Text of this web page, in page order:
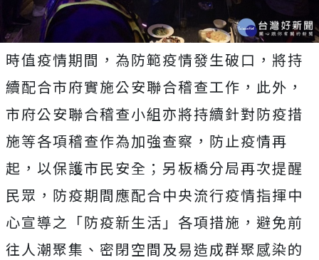
時值疫情期間，為防範疫情發生破口，將持
續配合市府實施公安聯合稽查工作，此外，
市府公安聯合稽查小組亦將持續針對防疫措
施等各項稽查作為加強查察，防止疫情再
起，以保護市民安全；另板橋分局再次提醒
民眾，防疫期間應配合中央流行疫情指揮中
心宣導之「防疫新生活」各項措施，避免前
往人潮聚集、密閉空間及易造成群聚感染的